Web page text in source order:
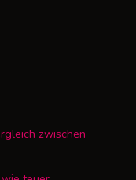
zwischen